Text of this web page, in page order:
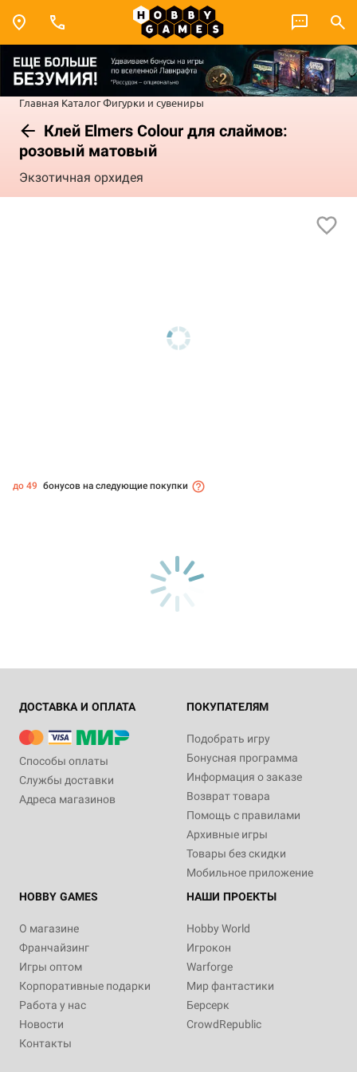
Главная КаталогФигурки и сувениры
Клей Elmers Colour для слаймов:
розовый матовый
Экзотичная орхидея
до 49 бонусов на следующие покупки
ДОСТАВКА И ОПЛАТА
Способы оплаты
Службы доставки
Адреса магазинов
ПОКУПАТЕЛЯМ
Подобрать игру
Бонусная программа
Информация о заказе
Возврат товара
Помощь с правилами
Архивные игры
Товары без скидки
Мобильное приложение
HOBBY GAMES
О магазине
Франчайзинг
Игры оптом
Корпоративные подарки
Работа у нас
Новости
Контакты
НАШИ ПРОЕКТЫ
Hobby World
Игрокон
Warforge
Мир фантастики
Берсерк
CrowdRepublic